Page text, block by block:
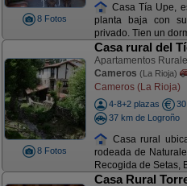
8 Fotos
Casa Tía Upe,
planta baja con
privado. Tien un
8 Fotos
Casa rural del
Apartamentos
Cameros (La Rioja)
Cameros (La Rioja)
4-8+2 plazas
37 km de Logroño
Casa rural
rodeada de
Recogida de Setas,
Casa Rural